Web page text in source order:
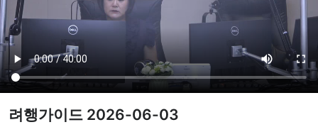
겨레 생활
려행
TV
려행가이드 2026-06-03